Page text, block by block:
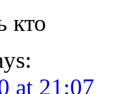
кто
at 21:07